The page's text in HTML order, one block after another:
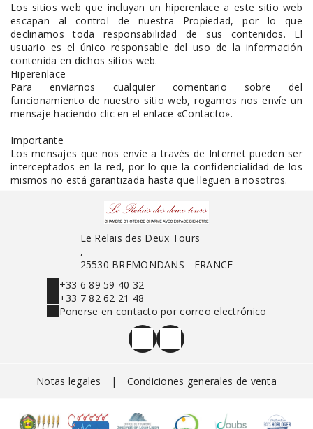
Los sitios web que incluyan un hiperenlace a este sitio web
escapan al control de nuestra Propiedad, por lo que
declinamos toda responsabilidad de sus contenidos. El
usuario es el único responsable del uso de la información
contenida en dichos sitios web.
Hiperenlace
Para enviarnos cualquier comentario sobre del
funcionamiento de nuestro sitio web, rogamos nos envíe un
mensaje haciendo clic en el enlace «Contacto».
Importante
Los mensajes que nos envíe a través de Internet pueden ser
interceptados en la red, por lo que la confidencialidad de los
mismos no está garantizada hasta que lleguen a nosotros.
Le Relais des Deux Tours
,
25530 BREMONDANS - FRANCE
+33 6 89 59 40 32
+33 7 82 62 21 48
Ponerse en contacto por correo electrónico
Notas legales | Condiciones generales de venta